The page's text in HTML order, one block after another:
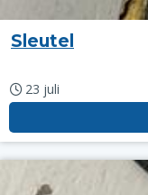
Sleutel
23 juli